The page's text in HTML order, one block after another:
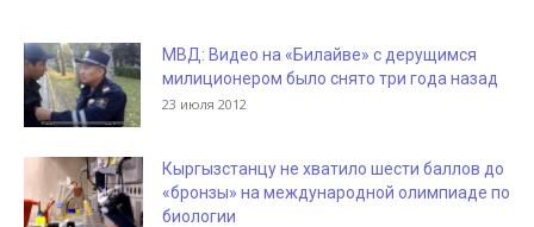
МВД: Видео на «Билайве» с дерущимся
милиционером было снято три года назад
23 июля 2012
Кыргызстанцу не хватило шести баллов до
«бронзы» на международной олимпиаде по
биологии